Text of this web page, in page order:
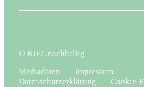
© KIEL.nachhaltig
Mediadaten
Impressum
Datenschutzerklärung
Cookie-